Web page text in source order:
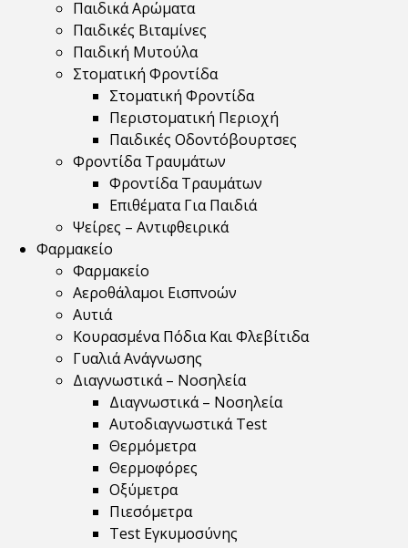
Παιδικά Αρώματα
Παιδικές Βιταμίνες
Παιδική Μυτούλα
Στοματική Φροντίδα
Στοματική Φροντίδα
Περιστοματική Περιοχή
Παιδικές Οδοντόβουρτσες
Φροντίδα Τραυμάτων
Φροντίδα Τραυμάτων
Επιθέματα Για Παιδιά
Ψείρες – Αντιφθειρικά
Φαρμακείο
Φαρμακείο
Αεροθάλαμοι Εισπνοών
Αυτιά
Κουρασμένα Πόδια Και Φλεβίτιδα
Γυαλιά Ανάγνωσης
Διαγνωστικά – Νοσηλεία
Διαγνωστικά – Νοσηλεία
Αυτοδιαγνωστικά Test
Θερμόμετρα
Θερμοφόρες
Οξύμετρα
Πιεσόμετρα
Test Εγκυμοσύνης